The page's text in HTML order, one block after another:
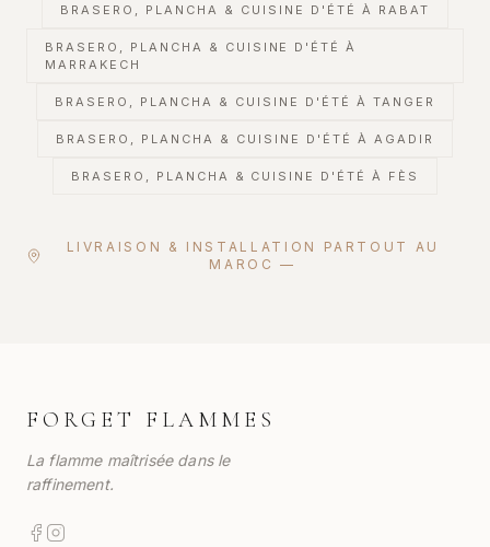
BRASERO, PLANCHA & CUISINE D'ÉTÉ À RABAT
BRASERO, PLANCHA & CUISINE D'ÉTÉ À
MARRAKECH
BRASERO, PLANCHA & CUISINE D'ÉTÉ À TANGER
BRASERO, PLANCHA & CUISINE D'ÉTÉ À AGADIR
BRASERO, PLANCHA & CUISINE D'ÉTÉ À FÈS
LIVRAISON & INSTALLATION PARTOUT AU
MAROC —
FORGET FLAMMES
La flamme maîtrisée dans le
raffinement.